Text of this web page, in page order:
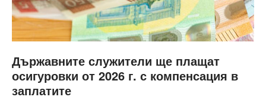
Държавните служители ще плащат
осигуровки от 2026 г. с компенсация в
заплатите